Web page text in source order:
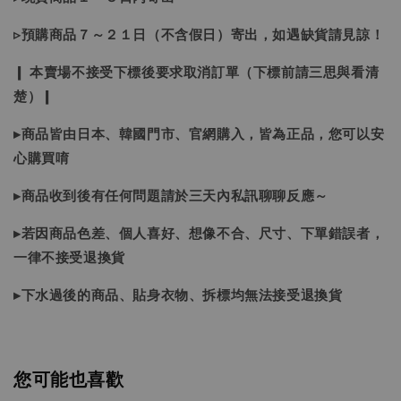
▹預購商品７～２１日（不含假日）寄出，如遇缺貨請見諒！
❙ 本賣場不接受下標後要求取消訂單（下標前請三思與看清
楚）❙
▸商品皆由日本、韓國門市、官網購入，皆為正品，您可以安
心購買唷
▸商品收到後有任何問題請於三天內私訊聊聊反應～
▸若因商品色差、個人喜好、想像不合、尺寸、下單錯誤者，
一律不接受退換貨
▸下水過後的商品、貼身衣物、拆標均無法接受退換貨
您可能也喜歡